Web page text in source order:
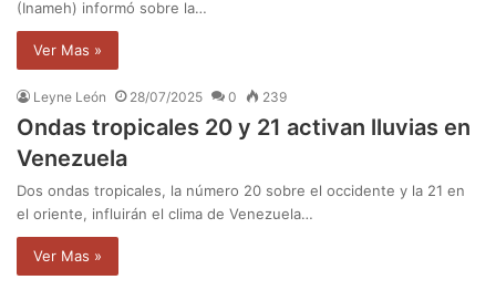
(Inameh) informó sobre la…
Ver Mas »
Leyne León 28/07/2025 0 239
Ondas tropicales 20 y 21 activan lluvias en
Venezuela
Dos ondas tropicales, la número 20 sobre el occidente y la 21 en
el oriente, influirán el clima de Venezuela…
Ver Mas »